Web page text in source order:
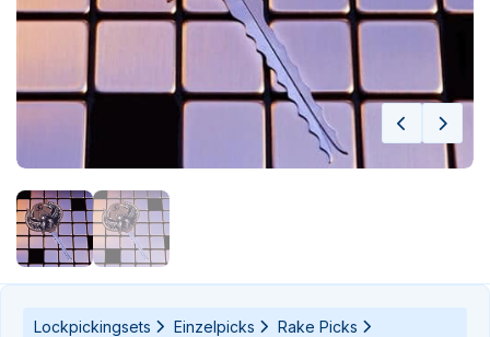
Lockpickingsets Einzelpicks
Rake Picks